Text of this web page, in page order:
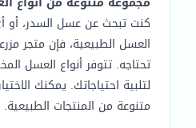
كنت تبحث عن عسل السدر، أو
العسل الطبيعية، فإن متجر
تحتاجه. تتوفر أنواع العسل
لتلبية احتياجاتك. يمكنك
متنوعة من المنتجات الطبيعية.